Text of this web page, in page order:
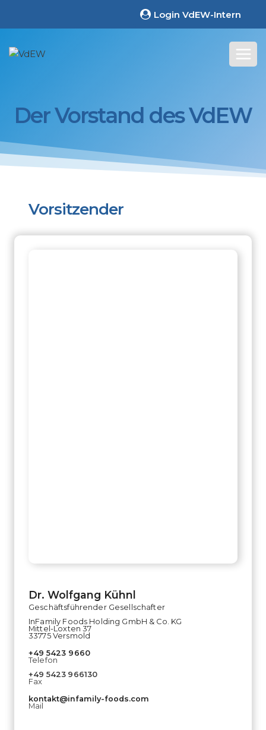
Login VdEW-Intern
Der Vorstand des VdEW
Vorsitzender
Dr. Wolfgang Kühnl
Geschäftsführender Gesellschafter
InFamily Foods Holding GmbH & Co. KG
Mittel-Loxten 37
33775 Versmold
+49 5423 9660
Telefon
+49 5423 966130
Fax
kontakt@infamily-foods.com
Mail